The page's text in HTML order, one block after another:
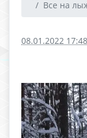
Все на
08.01.2022 17:48